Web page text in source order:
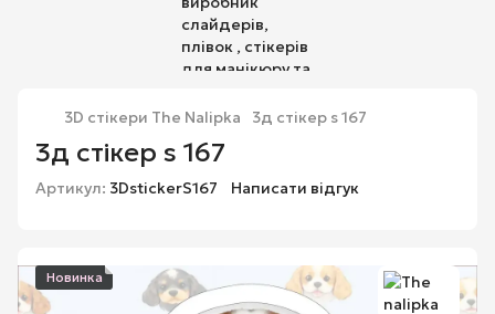
3D стікери The Nalipka 3д стікер s 167
3д стікер s 167
Артикул: 3DstickerS167 Написати відгук
Новинка